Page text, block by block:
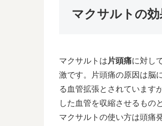
マクサルトの
マクサルトは 片頭痛に対し
激です。片頭痛の原因は脳
る血管拡張とされています
した血管を収縮させるもの
マクサルトの使い方は頭痛